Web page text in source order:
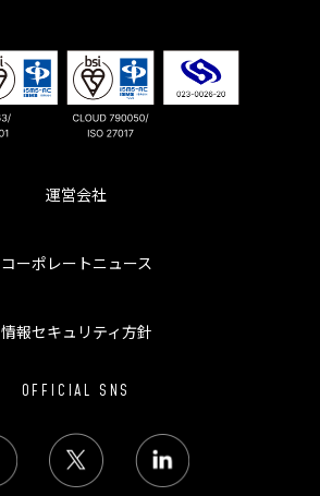
運営会社
コーポレートニュース
情報セキュリティ方針
OFFICIAL SNS